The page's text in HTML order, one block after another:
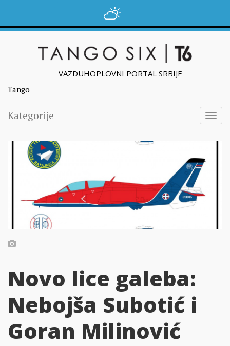
VAZDUHOPLOVNI PORTAL SRBIJE
Tango
Kategorije
Novo lice galeba:
Nebojša Subotić i
Goran Milinović